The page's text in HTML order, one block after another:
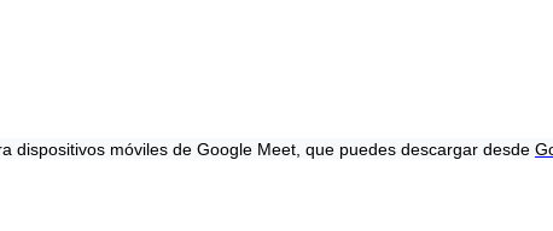
dispositivos móviles de Google Meet, que puedes descargar desde